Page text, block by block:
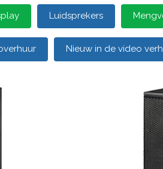
Luidsprekers
Nieuw in de video